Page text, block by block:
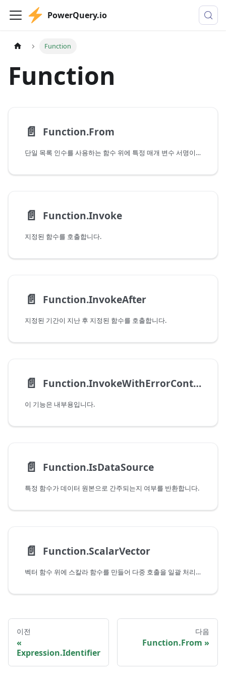
PowerQuery.io
Function
Function
📄️ Function.From
단일 목록 인수를 사용하는 함수 위에 특정 매개 변수 서명이 있는 함수를 만듭니다.
📄️ Function.Invoke
지정된 함수를 호출합니다.
📄️ Function.InvokeAfter
지정된 기간이 지난 후 지정된 함수를 호출합니다.
📄️ Function.InvokeWithErrorContext
이 기능은 내부용입니다.
📄️ Function.IsDataSource
특정 함수가 데이터 원본으로 간주되는지 여부를 반환합니다.
📄️ Function.ScalarVector
벡터 함수 위에 스칼라 함수를 만들어 다중 호출을 일괄 처리합니다.
이전
Expression.Identifier
다음
Function.From